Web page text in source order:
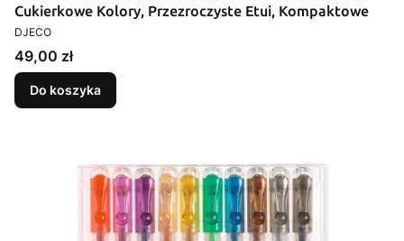
Cukierkowe Kolory, Przezroczyste Etui, Kompaktowe
PRODUCENT
DJECO
Cena
49,00 zł
Do koszyka